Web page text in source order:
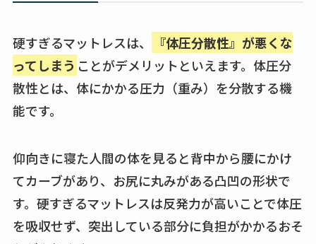
硬すぎるマットレスは、
『体圧分散性』が悪くな
ってしまう ことがデメリットといえます。体圧分
散性とは、体にかかる圧力（重み）を分散する機
能です。
仰向きに寝た人間の体を見ると背中から腰にかけ
てカーブがあり、お尻に丸みがある凸凹の形状で
す。硬すぎるマットレスは反発力が高いことで体圧
を吸収せず、突出している部分に負担がかかるおそ